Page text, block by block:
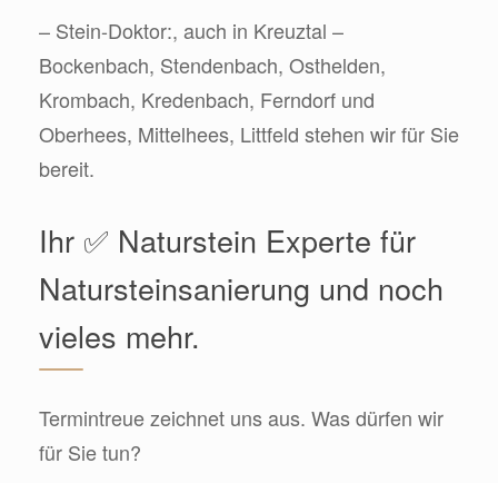
– Stein-Doktor:, auch in Kreuztal –
Bockenbach, Stendenbach, Osthelden,
Krombach, Kredenbach, Ferndorf und
Oberhees, Mittelhees, Littfeld stehen wir für Sie
bereit.
Ihr ✅ Naturstein Experte für
Natursteinsanierung und noch
vieles mehr.
Termintreue zeichnet uns aus. Was dürfen wir
für Sie tun?